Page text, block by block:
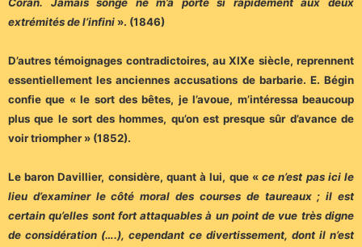
Coran. Jamais songe ne m’a porté si rapidement aux deux
extrémités de l’infini ». (1846)
D’autres témoignages contradictoires, au XIXe siècle, reprennent
essentiellement les anciennes accusations de barbarie. E. Bégin
confie que « le sort des bêtes, je l’avoue, m’intéressa beaucoup
plus que le sort des hommes, qu’on est presque sûr d’avance de
voir triompher » (1852).
Le baron Davillier, considère, quant à lui, que «ce n’est pas ici le
lieu d’examiner le côté moral des courses de taureaux ; il est
certain qu’elles sont fort attaquables à un point de vue très digne
de considération (….), cependant ce divertissement, dont il n’est